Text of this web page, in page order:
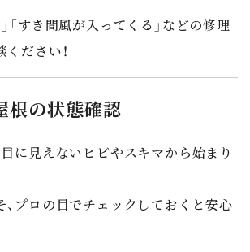
「すき間風が入ってくる」などの修理
ださい！
根の状態確認
目に見えないヒビやスキマから始まり
、プロの目でチェックしておくと安心